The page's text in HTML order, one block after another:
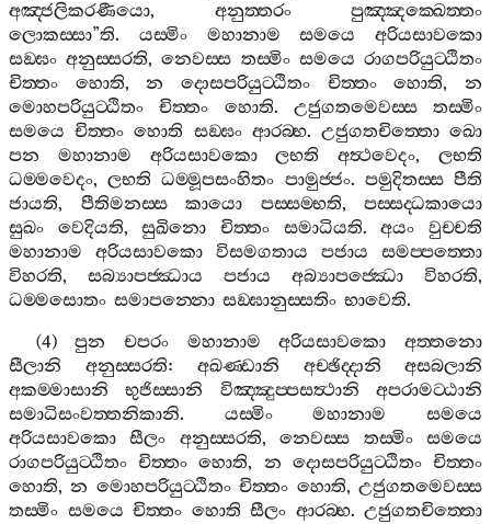
අඤ‍්ජලිකරණීයො, අනුත‍්තරං
පුඤ‍්ඤක‍්ඛෙත‍්තං
ලොකස‍්සා”ති. යස‍්මිං මහානාම සමයෙ
අරියසාවකො
සඞ‍්ඝං අනුස‍්සරති,නෙවස‍්ස තස‍්මිං සමයෙ රාගපරියුට‍්ඨිතං
චිත‍්තං
හොති,න දොසපරියුට‍්ඨිතං චිත‍්තං හොති,න
මොහපරියුට‍්ඨිතං
චිත‍්තං හොති. උජුගතමෙවස‍්ස
තස‍්මිං
සමයෙ චිත‍්තං හොති සඞ‍්ඝං ආරබ‍්භ. උජුගතචිත‍්තො ඛො
පන
මහානාම අරියසාවකො ලභති අත්‍ථවෙදං,ලභති
ධම‍්මවෙදං,ලභති ධම‍්මූපසංහිතං පාමුජ‍්ජං. පමුදිතස‍්ස පීති
ජායති, පීතිමනස‍්ස කායො පස‍්සම‍්භති, පස‍්සද‍්ධකායො
සුඛං
වෙදියති,සුඛිනො චිත‍්තං සමාධියති.අයං
වුච‍්චති
මහානාම
අරියසාවකො විසමගතාය පජාය
සමප‍්පත‍්තො
විහරති, සබ්‍යාපජ‍්ඣාය පජාය අබ්‍යාපජ‍්ඣො විහරති,
ධම‍්මසොතං සමාපන‍්නො සඞ‍්ඝානුස‍්සතිං භාවෙති.
(4)පුන චපරං මහානාම අරියසාවකො
අත‍්තනො
සීලානි
අනුස‍්සරති: අඛණ‍්ඩානි අච‍්ඡිද‍්දානි
අසබලානි
අකම‍්මාසානි
භුජිස‍්සානි විඤ‍්ඤුප‍්පසත්‍ථානි
අපරාමට‍්ඨානි
සමාධිසංවත‍්තනිකානි. යස‍්මිං මහානාම
සමයෙ
අරියසාවකො
සීලං අනුස‍්සරති,නෙවස‍්ස තස‍්මිං
සමයෙ
රාගපරියුට‍්ඨිතං චිත‍්තං හොති, න දොසපරියුට‍්ඨිතං චිත‍්තං
හොති,න මොහපරියුට‍්ඨිතං චිත‍්තං හොති,උජුගතමෙවස‍්ස
තස‍්මිං සමයෙ චිත‍්තං හොති සීලං ආරබ‍්භ. උජුගතචිත‍්තො